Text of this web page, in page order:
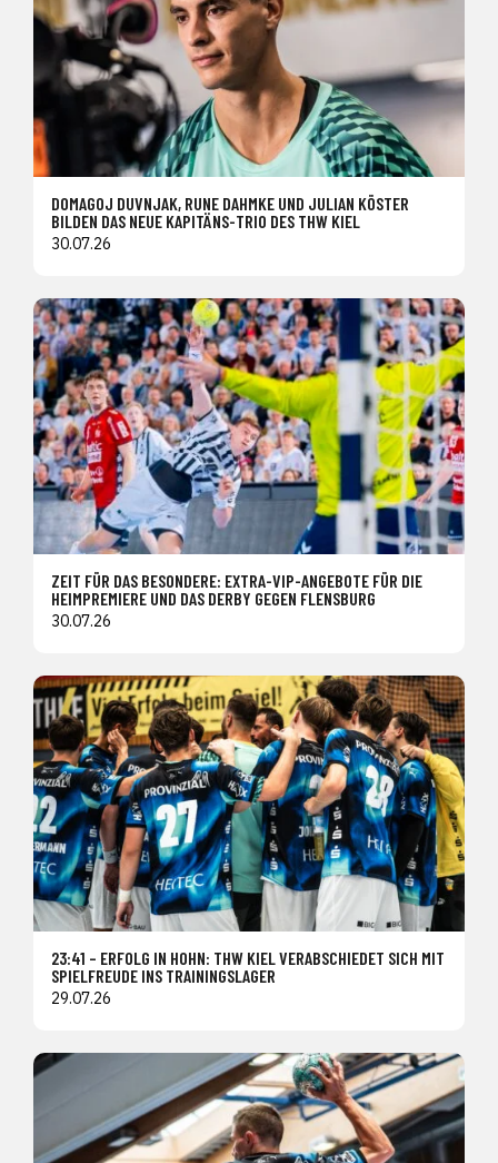
DOMAGOJ DUVNJAK, RUNE DAHMKE UND JULIAN KÖSTER
BILDEN DAS NEUE KAPITÄNS-TRIO DES THW KIEL
30.07.26
ZEIT FÜR DAS BESONDERE: EXTRA-VIP-ANGEBOTE FÜR DIE
HEIMPREMIERE UND DAS DERBY GEGEN FLENSBURG
30.07.26
23:41 – ERFOLG IN HOHN: THW KIEL VERABSCHIEDET SICH MIT
SPIELFREUDE INS TRAININGSLAGER
29.07.26